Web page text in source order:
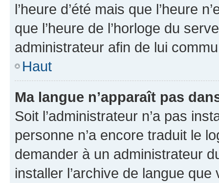
l’heure d’été mais que l’heure
que l’heure de l’horloge du
administrateur afin de lui
Haut
Ma langue n’apparaît pas
Soit l’administrateur n’a pas
personne n’a encore traduit le
demander à un administrateur
installer l’archive de langue